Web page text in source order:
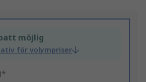
möjlig
för volympriser